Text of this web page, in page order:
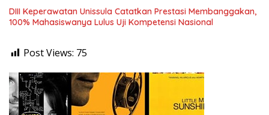
DIII Keperawatan Unissula Catatkan Prestasi Membanggakan,
100% Mahasiswanya Lulus Uji Kompetensi Nasional
Post Views: 75